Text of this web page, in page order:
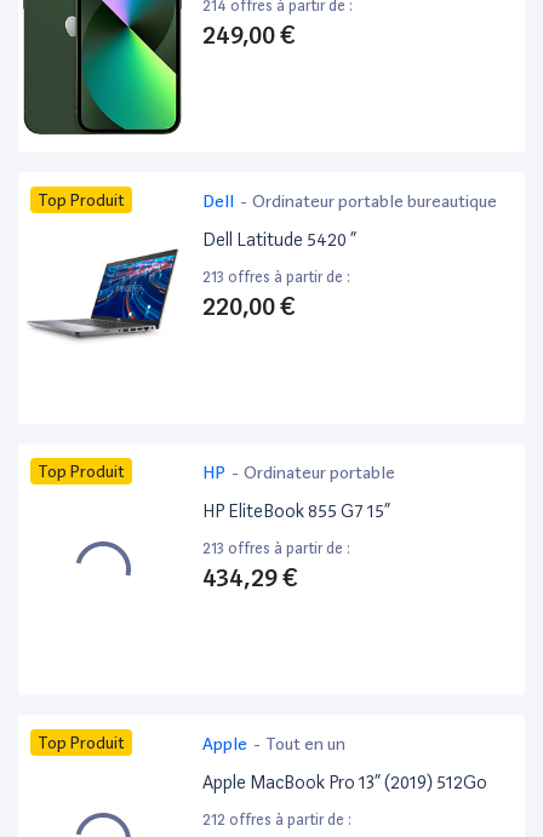
214 offres à partir de :
249,00 €
Top Produit Dell - Ordinateur portable bureautique
Dell Latitude 5420 ”
213 offres à partir de :
220,00 €
Top Produit HP - Ordinateur portable
HP EliteBook 855 G7 15”
213 offres à partir de :
434,29 €
Top Produit Apple - Tout en un
Apple MacBook Pro 13” (2019) 512Go
212 offres à partir de :